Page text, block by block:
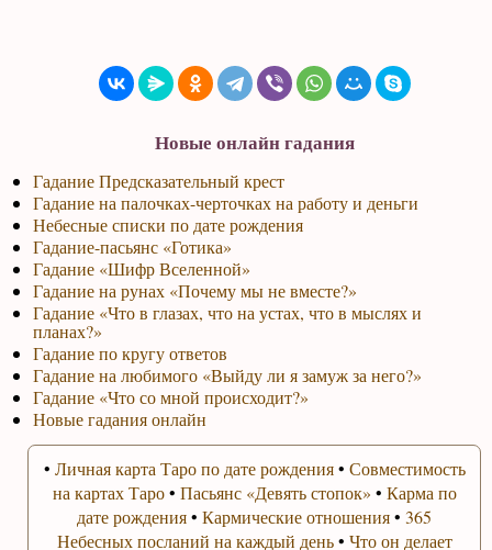
Новые онлайн гадания
Гадание Предсказательный крест
Гадание на палочках-черточках на работу и деньги
Небесные списки по дате рождения
Гадание-пасьянс «Готика»
Гадание «Шифр Вселенной»
Гадание на рунах «Почему мы не вместе?»
Гадание «Что в глазах, что на устах, что в мыслях и
планах?»
Гадание по кругу ответов
Гадание на любимого «Выйду ли я замуж за него?»
Гадание «Что со мной происходит?»
Новые гадания онлайн
• Личная карта Таро по дате рождения• Совместимость
на картах Таро• Пасьянс «Девять стопок» • Карма по
дате рождения•Кармические отношения•365
Небесных посланий на каждый день• Что он делает